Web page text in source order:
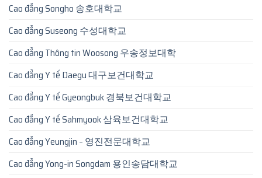
Cao đẳng Songho 송호대학교
Cao đẳng Suseong 수성대학교
Cao đẳng Thông tin Woosong 우송정보대학
Cao đẳng Y tế Daegu 대구보건대학교
Cao đẳng Y tế Gyeongbuk 경북보건대학교
Cao đẳng Y tế Sahmyook 삼육보건대학교
Cao đẳng Yeungjin – 영진전문대학교
Cao đẳng Yong-in Songdam 용인송담대학교